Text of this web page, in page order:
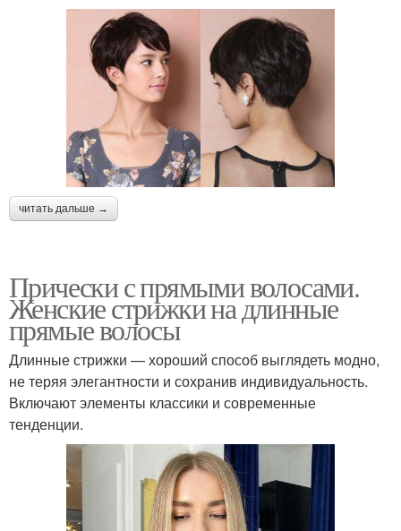
читать дальше →
Прически с прямыми волосами.
Женские стрижки на длинные
прямые волосы
Длинные стрижки — хороший способ выглядеть модно,
не теряя элегантности и сохранив индивидуальность.
Включают элементы классики и современные
тенденции.